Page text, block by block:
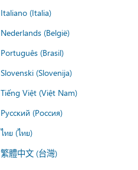
Italiano (Italia)
Nederlands (België)
Português (Brasil)
Slovenski (Slovenija)
Tiếng Việt (Việt Nam)
Русский (Россия)
ไทย (ไทย)
繁體中文 (台灣)